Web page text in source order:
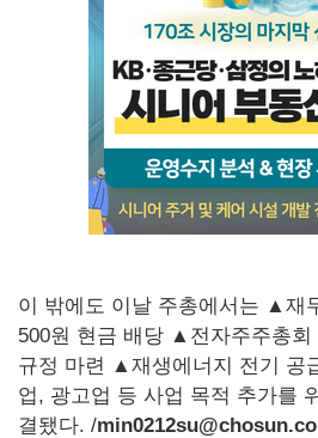
이 밖에도 이날 주총에서는 ▲재
500원 현금 배당 ▲전자주주총회
규정 마련 ▲재생에너지 전기 공
업, 광고업 등 사업 목적 추가를
결됐다. /